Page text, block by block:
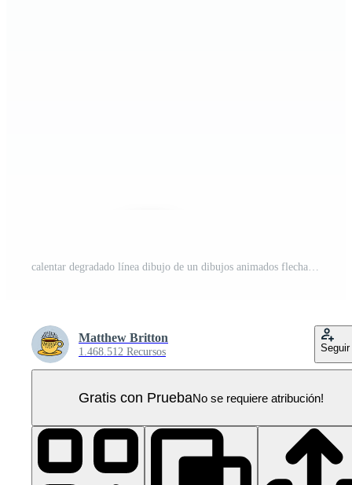
calentar degradado línea dibujo de un dibujos animados flecha volador PNG Pro
Matthew Britton
1.468.512 Recursos Seguir
Gratis con PruebaNo se requiere atribución!